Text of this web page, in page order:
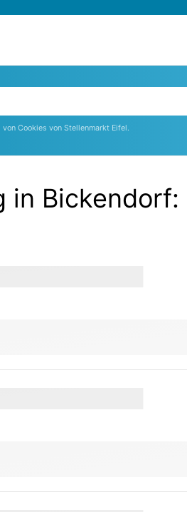
von Cookies von Stellenmarkt Eifel.
in Bickendorf: